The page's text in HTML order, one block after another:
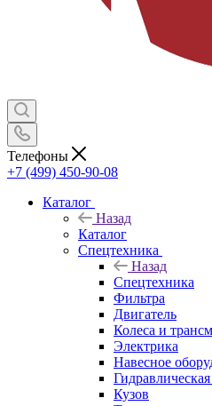
Телефоны
+7 (499) 450-90-08
Каталог
Назад
Каталог
Спецтехника
Назад
Спецтехника
Фильтра
Двигатель
Колеса и
Электрика
Навесное
Кузов